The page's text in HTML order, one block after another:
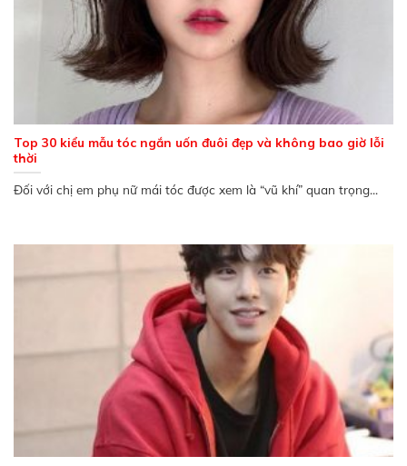
Top 30 kiểu mẫu tóc ngắn uốn đuôi đẹp và không bao giờ lỗi
thời
Đối với chị em phụ nữ mái tóc được xem là “vũ khí” quan trọng...